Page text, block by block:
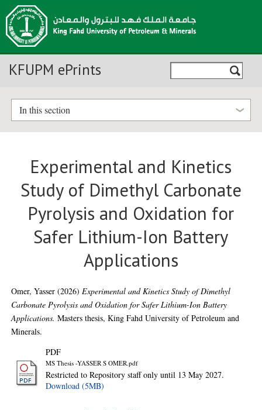
KFUPM ePrints
In this section
Experimental and Kinetics
Study of Dimethyl Carbonate
Pyrolysis and Oxidation for
Safer Lithium-Ion Battery
Applications
Omer, Yasser (2026)Experimental and Kinetics Study of Dimethyl
Carbonate Pyrolysis and Oxidation for Safer Lithium-Ion Battery
Applications. Masters thesis, King Fahd University of Petroleum and
Minerals.
PDF
MS Thesis -YASSER S OMER.pdf
Restricted to Repository staff only until 13 May 2027.
Download (5MB)